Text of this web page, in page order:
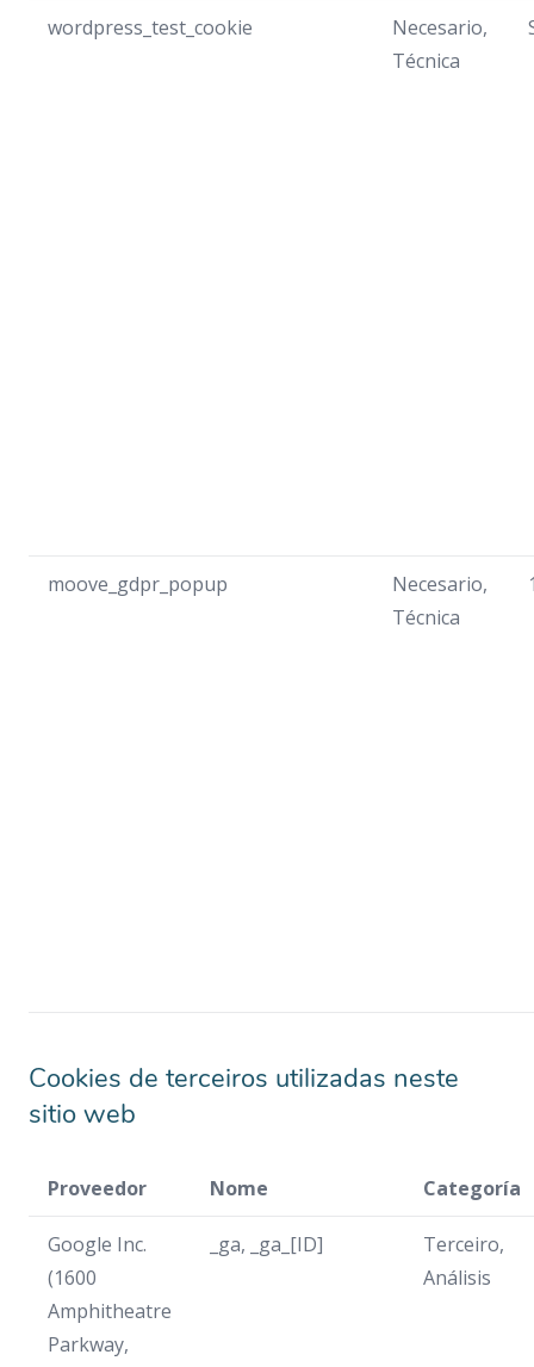
wordpress_test_cookie
Necesario,
Técnica
moove_gdpr_popup
Necesario,
Técnica
Cookies de terceiros utilizadas neste
sitio web
Proveedor Nome Categoría
Google Inc.
(1600
Amphitheatre
Parkway,
_ga, _ga_[ID]
Terceiro,
Análisis